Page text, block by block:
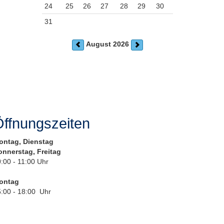
24
25 26 27 28 29
30
31
August 2026
Dienstag
Freitag
- 11:00 Uhr
- 18:00 Uhr